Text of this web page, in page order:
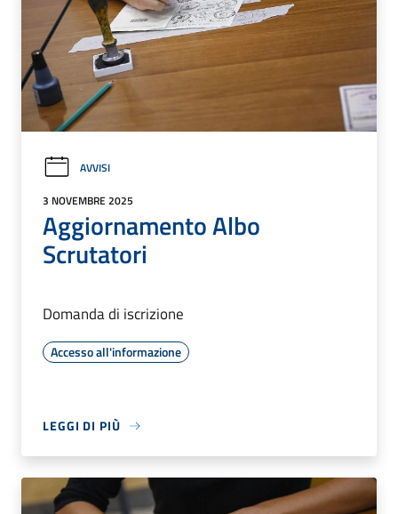
AVVISI
3 NOVEMBRE 2025
Aggiornamento Albo
Scrutatori
Domanda di iscrizione
Accesso all'informazione
LEGGI DI PIÙ